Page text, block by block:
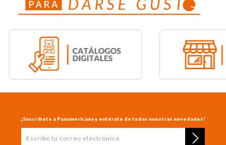
¡Suscríbete a Panamericana y entérate de todas nuestras novedades!